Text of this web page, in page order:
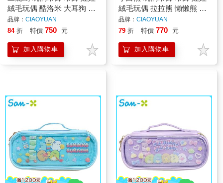
絨毛玩偶 酷洛米 大耳狗 布
丁狗 帕恰狗 人魚漢頓
品牌： CIAOYUAN
84 折 特價 750 元
加入購物車
絨毛玩偶 拉拉熊 懶懶熊 懶
熊妹 Rilakkuma San-X
品牌： CIAOYUAN
79 折 特價 770 元
加入購物車